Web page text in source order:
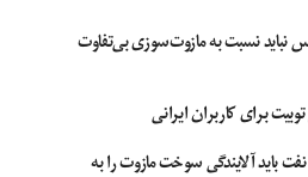
نباید نسبت به مازوت‌سوزی بی‌تفاوت
برای کاربران ایرانی
باید آلایندگی سوخت مازوت را به